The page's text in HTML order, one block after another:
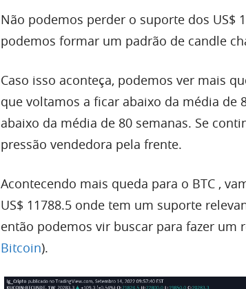
Não podemos perder o suporte dos US$
podemos formar um padrão de candle
Caso isso aconteça, podemos ver mais
que voltamos a ficar abaixo da média de
abaixo da média de 80 semanas. Se
pressão vendedora pela frente.
Acontecendo mais queda para o BTC ,
US$ 11788.5 onde tem um suporte
então podemos vir buscar para fazer um
Bitcoin).